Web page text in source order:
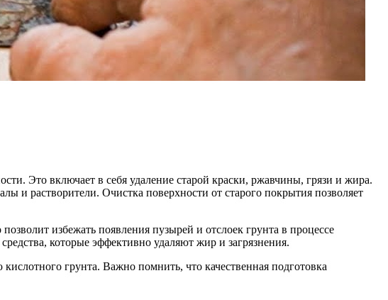
Это включает в себя удаление старой краски, ржавчины, грязи и жира.
и растворители. Очистка поверхности от старого покрытия позволяет
избежать появления пузырей и отслоек грунта в процессе
которые эффективно удаляют жир и загрязнения.
грунта. Важно помнить, что качественная подготовка